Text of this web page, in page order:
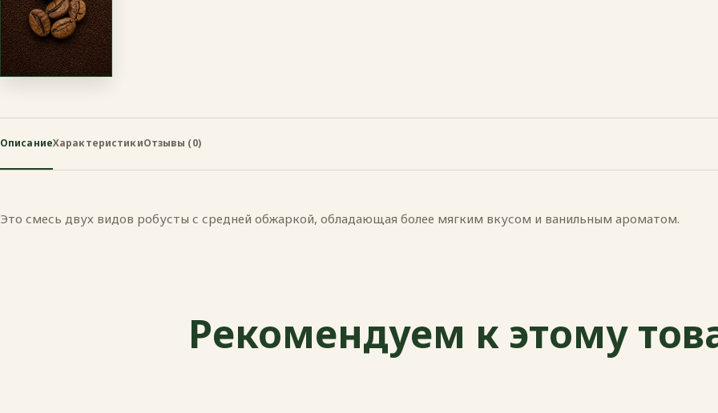
ОписаниеХарактеристикиОтзывы (0)
Это смесь двух видов робусты с средней обжаркой, обладающая более мягким вкусом и ванильным ароматом.
Рекомендуем к этому